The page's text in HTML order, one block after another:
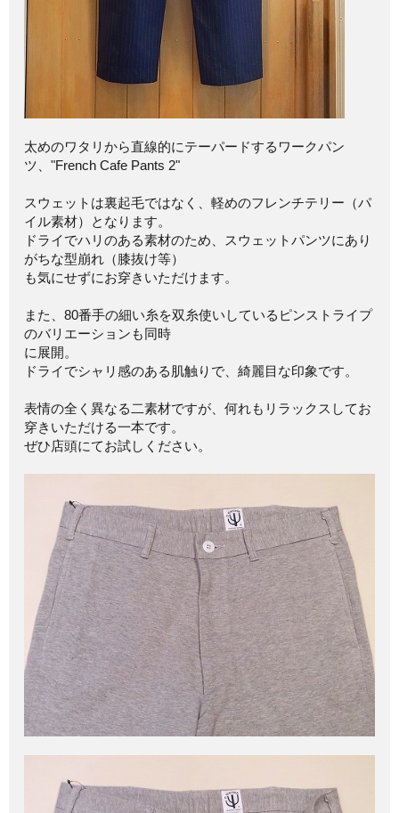
太めのワタリから直線的にテーパードするワークパン
ツ、"French Cafe Pants 2"
スウェットは裏起毛ではなく、軽めのフレンチテリー（パ
イル素材）となります。
ドライでハリのある素材のため、スウェットパンツにあり
がちな型崩れ（膝抜け等）
も気にせずにお穿きいただけます。
また、80番手の細い糸を双糸使いしているピンストライプ
のバリエーションも同時
に展開。
ドライでシャリ感のある肌触りで、綺麗目な印象です。
表情の全く異なる二素材ですが、何れもリラックスしてお
穿きいただける一本です。
ぜひ店頭にてお試しください。